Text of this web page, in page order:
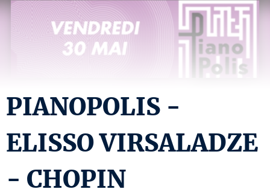
PIANOPOLIS -
ELISSO VIRSALADZE
- CHOPIN